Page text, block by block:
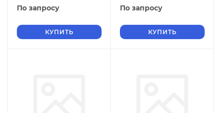
По запросу
КУПИТЬ
По запросу
КУПИТЬ